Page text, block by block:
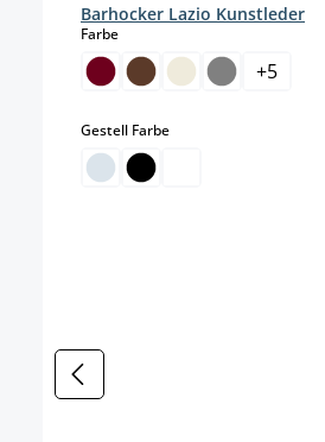
Barhocker Lazio Kunstleder
Farbeauswählen
+5
Gestell Farbeauswählen